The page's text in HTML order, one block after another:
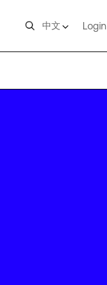
中文 Login